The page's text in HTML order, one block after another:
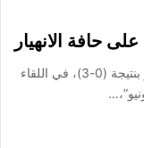
حافة الانهيار
تعرض الأهلي لهزيمة مذلة أمام مضيفه بيراميدز بنتيجة (0-3)، في اللقاء